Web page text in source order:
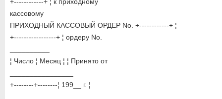
кассовому
ПРИХОДНЫЙ КАССОВЫЙ ОРДЕР No. +------------+ ¦
+-----------------+ ¦ ордеру No.
¦ Число ¦ Месяц ¦ ¦ Принято от
+--------+--------¦ 199__ г. ¦